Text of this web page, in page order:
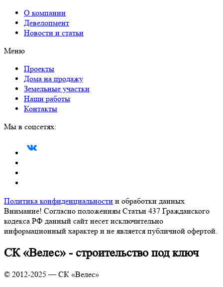
О компании
Девелопмент
Новости и статьи
Меню
Проекты
Дома на продажу
Земельные участки
Наши работы
Контакты
Мы в соцсетях:
Политика конфиденциальности и обработки данных
Внимание! Согласно положениям Статьи 437 Гражданского
кодекса РФ данный сайт несет исключительно
информационный характер и не является публичной офертой.
СК «Велес» - строительство под ключ
© 2012-2025 — СК «Велес»